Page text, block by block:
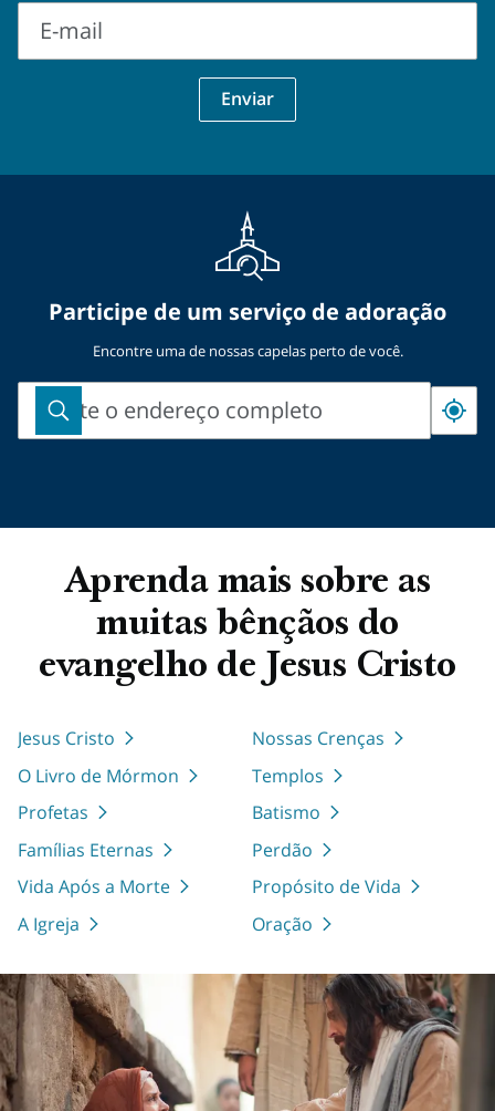
E-mail
Enviar
Participe de um serviço de adoração
Encontre uma de nossas capelas perto de você.
Digite o endereço completo
Aprenda mais sobre as
muitas bênçãos do
evangelho de Jesus Cristo
Jesus Cristo
Nossas Crenças
O Livro de Mórmon
Templos
Profetas
Batismo
Famílias Eternas
Perdão
Vida Após a Morte
Propósito de Vida
A Igreja
Oração